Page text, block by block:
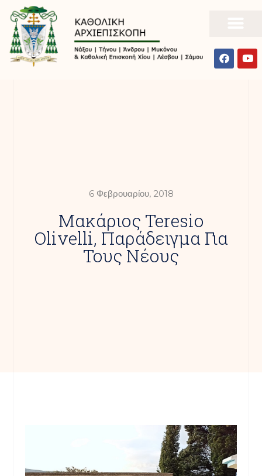
6 Φεβρουαρίου, 2018
Μακάριος Teresio
Olivelli, Παράδειγμα Για
Τους Νέους